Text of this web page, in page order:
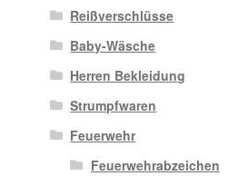
Reißverschlüsse
Baby-Wäsche
Herren Bekleidung
Strumpfwaren
Feuerwehr
Feuerwehrabzeichen